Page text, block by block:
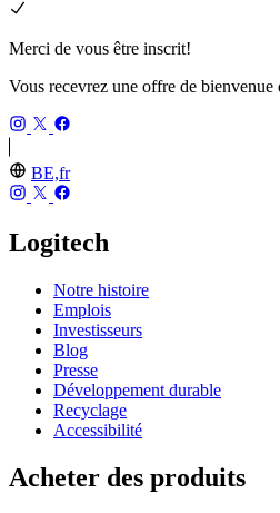
Merci de vous être inscrit!
Vous recevrez une offre de
BE,fr
Logitech
Notre histoire
Emplois
Investisseurs
Blog
Presse
Développement durable
Recyclage
Accessibilité
Acheter des produits